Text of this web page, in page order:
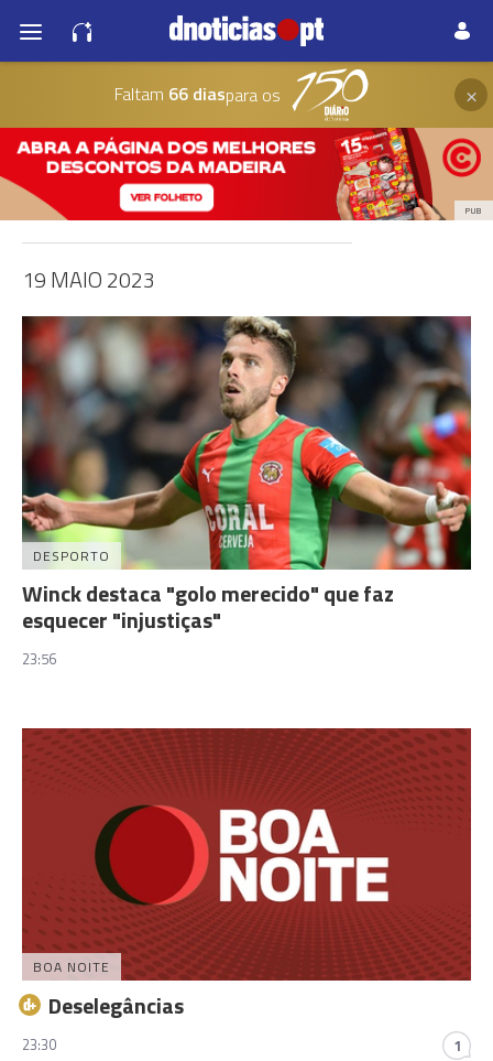
Faltam 66 diaspara os ×
PUB
19 MAIO 2023
DESPORTO
Winck destaca "golo merecido" que faz
esquecer "injustiças"
23:56
BOA NOITE
Deselegâncias
23:30 1